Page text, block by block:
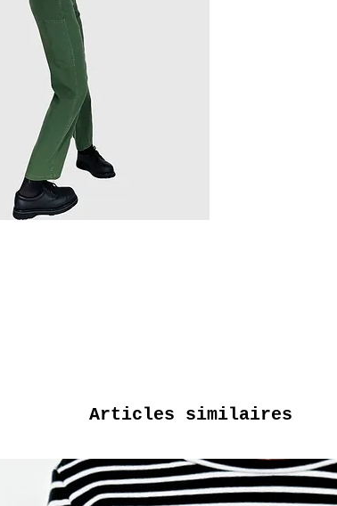
Articles similaires